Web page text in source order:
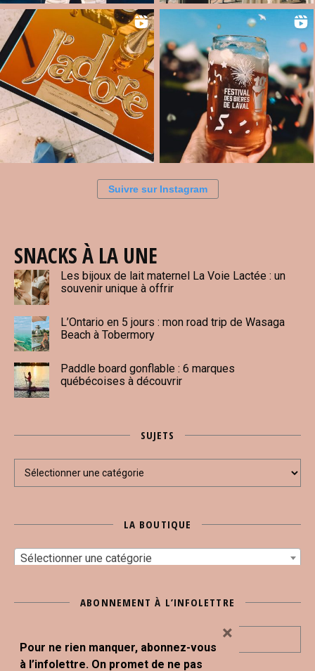
Suivre sur Instagram
SNACKS À LA UNE
Les bijoux de lait maternel La Voie Lactée : un
souvenir unique à offrir
L’Ontario en 5 jours : mon road trip de Wasaga
Beach à Tobermory
Paddle board gonflable : 6 marques
québécoises à découvrir
SUJETS
Sujets
LA BOUTIQUE
Sélectionner une catégorie
ABONNEMENT À L’INFOLETTRE
Pour ne rien manquer, abonnez-vous
à l’infolettre. On promet de ne pas
×